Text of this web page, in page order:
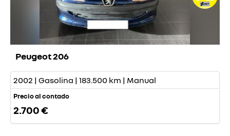
Peugeot 206
2002 | Gasolina | 183.500 km | Manual
Precio al contado
2.700 €